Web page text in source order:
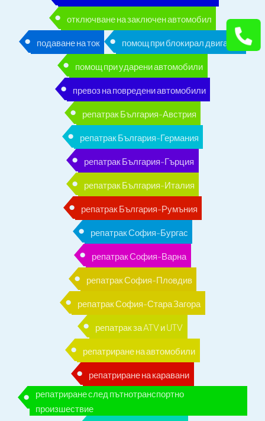
отключване на заключен автомобил
подаване на ток помощ при блокирал двигател
помощ при ударени автомобили
превоз на повредени автомобили
репатрак България-Австрия
репатрак България-Германия
репатрак България-Гърция
репатрак България-Италия
репатрак България-Румъния
репатрак София-Бургас
репатрак София-Варна
репатрак София-Пловдив
репатрак София-Стара Загора
репатрак за ATV и UTV
репатриране на автомобили
репатриране на каравани
репатриране след пътнотранспортно
произшествие